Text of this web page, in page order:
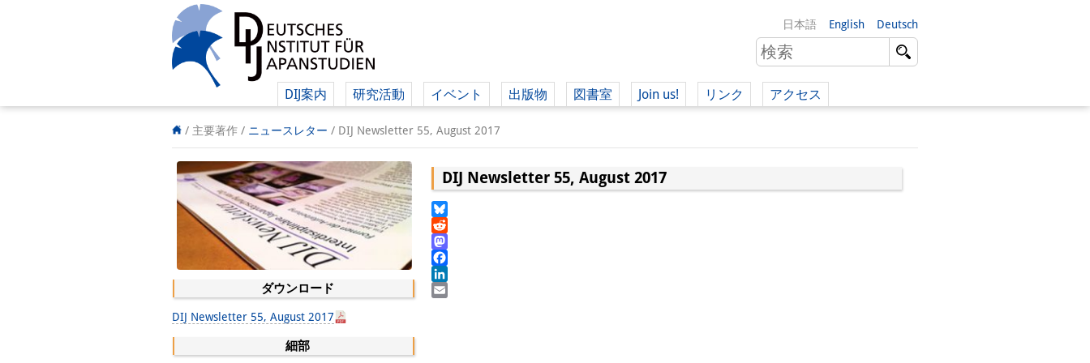
日本語 English Deutsch
DIJ案内 研究活動 イベント 出版物 図書室 Join us!
（ドイツ語）
リンク アクセス
/ 主要著作 / ニュースレター / DIJ Newsletter 55, August 2017
ダウンロード
DIJ Newsletter 55, August 2017
細部
DIJ Newsletter 55, August 2017
Bluesky
Reddit
Mastodon
Facebook
LinkedIn